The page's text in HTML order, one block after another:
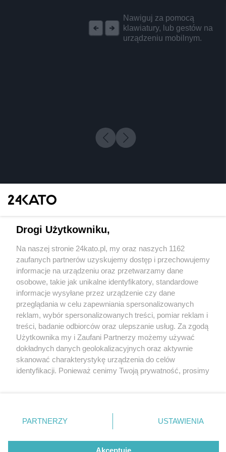
Nawiguj za pomocą
klawiatury, lub gestów na
urządzeniu mobilnym.
3 / 0
Wydawca mediów lokalnych
Nie zapomnij
zapoznać się z:
polityką prywatności regulamin korzystania z portali
Twojemiasto
Piekary Śląskie
Chorzów
Tarnowskie Góry
Gliwice
Skontakuj sięz nami
Kontakt
Wydawca
Redakcja
Drogi Użytkowniku,
Na naszej stronie 24kato.pl, my oraz naszych 1162
zaufanych partnerów uzyskujemy dostęp i przechowujemy
informacje na urządzeniu oraz przetwarzamy dane
osobowe, takie jak unikalne identyfikatory, standardowe
informacje wysyłane przez urządzenie czy dane
przeglądania w celu zapewniania spersonalizowanych
reklam, wybór spersonalizowanych treści, pomiar reklam i
treści, badanie odbiorców oraz ulepszanie usług. Za zgodą
Użytkownika my i Zaufani Partnerzy możemy używać
dokładnych danych geolokalizacyjnych oraz aktywnie
skanować charakterystykę urządzenia do celów
identyfikacji. Ponieważ cenimy Twoją prywatność, prosimy
prywatności znajdujący się w lewym dolnym rogu strony
. Niektóre rodzaje przetwarzania danych nie wymagają
zgody użytkownika, ale masz prawo sprzeciwić się
takiemu przetwarzaniu. Preferencje będą miały
PARTNERZY USTAWIENIA
Akceptuję